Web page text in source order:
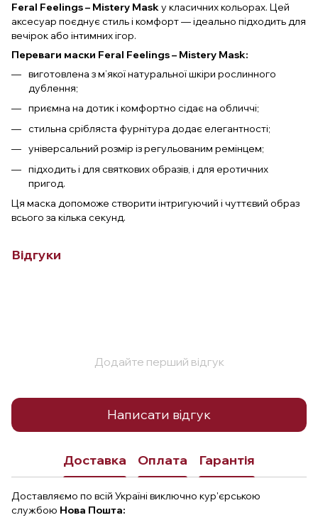
Feral Feelings – Mistery Maskу класичних кольорах. Цей
аксесуар поєднує стиль і комфорт — ідеально підходить для
вечірок або інтимних ігор.
Переваги маски Feral Feelings – Mistery Mask:
виготовлена з м’якої натуральної шкіри рослинного
дублення;
приємна на дотик і комфортно сідає на обличчі;
стильна срібляста фурнітура додає елегантності;
універсальний розмір із регульованим ремінцем;
підходить і для святкових образів, і для еротичних
пригод.
Ця маска допоможе створити інтригуючий і чуттєвий образ
всього за кілька секунд.
Відгуки
Додайте перший відгук
Написати відгук
Доставка Оплата Гарантія
Доставляємо по всій Україні виключно кур'єрською
службою Нова Пошта: